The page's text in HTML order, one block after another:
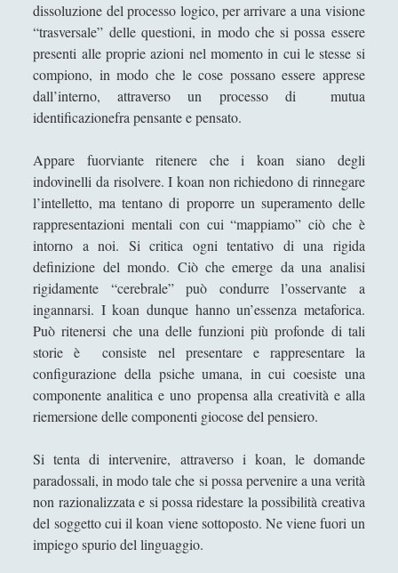
dissoluzione del processo logico, per arrivare a una visione
“trasversale” delle questioni, in modo che si possa essere
presenti alle proprie azioni nel momento in cui le stesse si
compiono, in modo che le cose possano essere apprese
dall’interno, attraverso un processo di mutua
identificazionefra pensante e pensato.
Appare fuorviante ritenere che i koan siano degli
indovinelli da risolvere. I koan non richiedono di rinnegare
l’intelletto, ma tentano di proporre un superamento delle
rappresentazioni mentali con cui “mappiamo” ciò che è
intorno a noi. Si critica ogni tentativo di una rigida
definizione del mondo. Ciò che emerge da una analisi
rigidamente “cerebrale” può condurre l’osservante a
ingannarsi. I koan dunque hanno un’essenza metaforica.
Può ritenersi che una delle funzioni più profonde di tali
storie è consiste nel presentare e rappresentare la
configurazione della psiche umana, in cui coesiste una
componente analitica e uno propensa alla creatività e alla
riemersione delle componenti giocose del pensiero.
Si tenta di intervenire, attraverso i koan, le domande
paradossali, in modo tale che si possa pervenire a una verità
non razionalizzata e si possa ridestare la possibilità creativa
del soggetto cui il koan viene sottoposto. Ne viene fuori un
impiego spurio del linguaggio.